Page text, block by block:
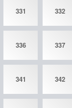
331 332
336 337
341 342